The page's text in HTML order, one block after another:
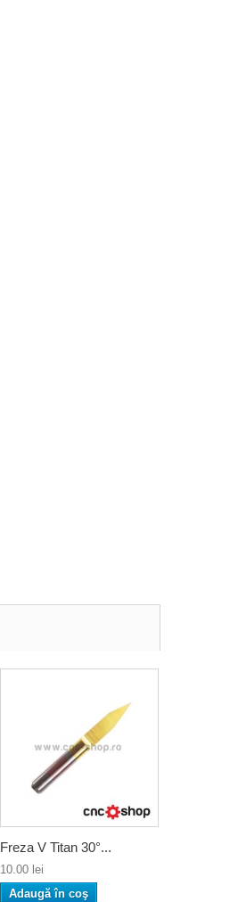
Freza V Titan 30°...
10.00 lei
Adaugă în coş